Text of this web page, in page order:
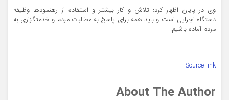
وی در پایان اظهار کرد: تلاش و کار بیشتر و استفاده از رهنمودها وظیفه
دستگاه اجرایی است و باید همه برای پاسخ به مطالبات مردم و خدمتگزاری به
مردم آماده باشیم.
Source link
About The Author